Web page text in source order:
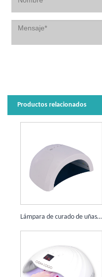
Productos relacionados
Lámpara de curado de uñas Sunone 48W 30 LEDS